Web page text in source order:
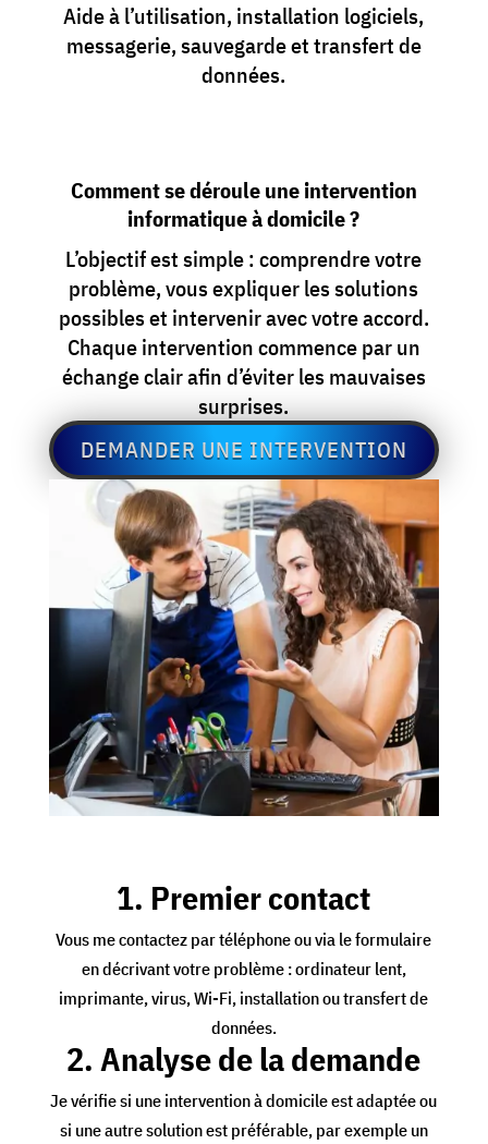
Aide à l’utilisation, installation logiciels,
messagerie, sauvegarde et transfert de
données.
Comment se déroule une intervention
informatique à domicile ?
L’objectif est simple : comprendre votre
problème, vous expliquer les solutions
possibles et intervenir avec votre accord.
Chaque intervention commence par un
échange clair afin d’éviter les mauvaises
surprises.
DEMANDER UNE INTERVENTION
1. Premier contact
Vous me contactez par téléphone ou via le formulaire
en décrivant votre problème : ordinateur lent,
imprimante, virus, Wi-Fi, installation ou transfert de
données.
2. Analyse de la demande
Je vérifie si une intervention à domicile est adaptée ou
si une autre solution est préférable, par exemple un